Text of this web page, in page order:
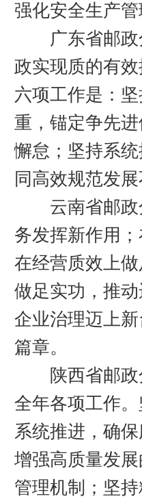
强化安全生产
广东省邮政分
政实现质的有
六项工作是：
重，锚定争先
懈怠；坚持系
同高效规范发
云南省邮政分
务发挥新作用
在经营质效上
做足实功，推
企业治理迈上
篇章。
陕西省邮政分
全年各项工作
系统推进，确
增强高质量发
管理机制；坚